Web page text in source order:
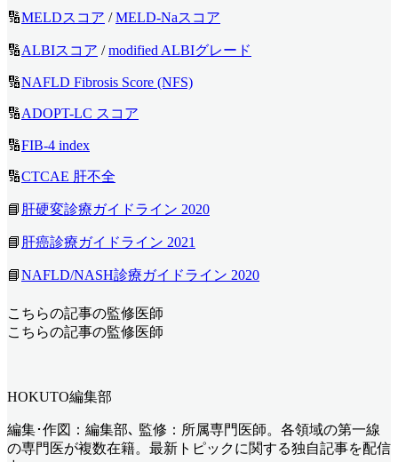
🔢MELDスコア /MELD-Naスコア
🔢ALBIスコア /modified ALBIグレード
🔢NAFLD Fibrosis Score (NFS)
🔢ADOPT-LC スコア
🔢FIB-4 index
🔢CTCAE 肝不全
📘 肝硬変診療ガイドライン 2020
📘 肝癌診療ガイドライン 2021
📘NAFLD/NASH診療ガイドライン 2020
こちらの記事の監修医師
こちらの記事の監修医師
HOKUTO編集部
編集･作図：編集部､ 監修：所属専門医師。各領域の第一線
の専門医が複数在籍。最新トピックに関する独自記事を配信